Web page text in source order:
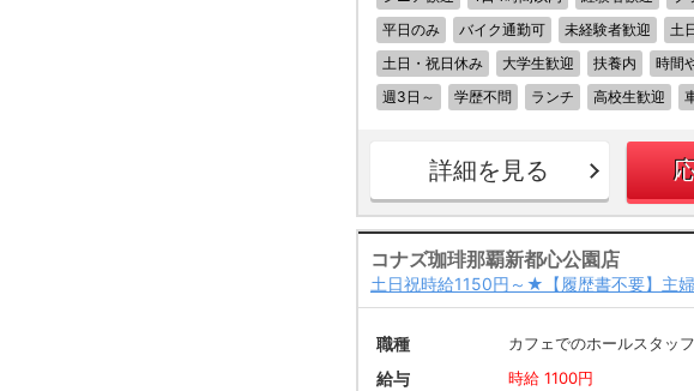
平日のみ
バイク通勤可 未経験者歓迎 土
土日・祝日休み
大学生歓迎 扶養内 時間
週3日～
学歴不問 ランチ 高校生歓迎
詳細を見る
コナズ珈琲那覇新都心公園店
土日祝時給1150円～★【履歴書不要】主
職種 カフェでのホールスタッ
給与 時給 1100円